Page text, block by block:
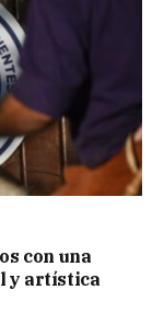
con una
y artística